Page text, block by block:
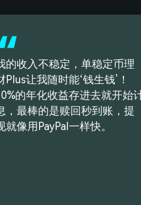
3
5
7
收入不稳定，单稳定币理
让我随时能‘钱生钱’！
的年化收益存进去就开始计
最棒的是赎回秒到账，提
像用PayPal一样快。